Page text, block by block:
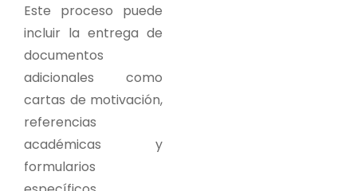
Este proceso puede
incluir la entrega de
documentos
adicionales como
cartas de motivación,
referencias
académicas y
formularios